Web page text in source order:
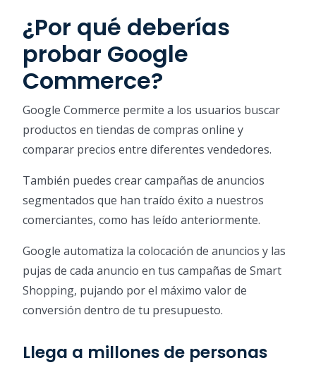
¿Por qué deberías
probar Google
Commerce?
Google Commerce permite a los usuarios buscar
productos en tiendas de compras online y
comparar precios entre diferentes vendedores.
También puedes crear campañas de anuncios
segmentados que han traído éxito a nuestros
comerciantes, como has leído anteriormente.
Google automatiza la colocación de anuncios y las
pujas de cada anuncio en tus campañas de Smart
Shopping, pujando por el máximo valor de
conversión dentro de tu presupuesto.
Llega a millones de personas